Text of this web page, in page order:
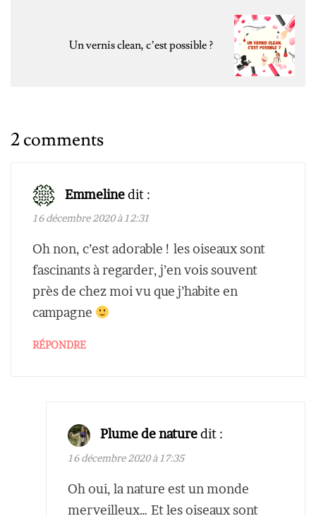
Un vernis clean, c’est possible ?
2 comments
Emmelinedit :
16 décembre 2020 à 12:31
Oh non, c’est adorable ! les oiseaux sont
fascinants à regarder, j’en vois souvent
près de chez moi vu que j’habite en
campagne
RÉPONDRE
Plume de naturedit :
16 décembre 2020 à 17:35
Oh oui, la nature est un monde
merveilleux… Et les oiseaux sont